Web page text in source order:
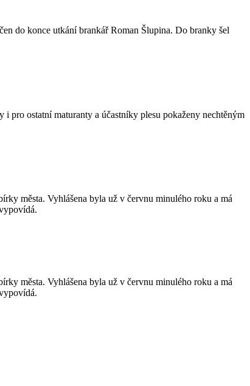
do konce utkání brankář Roman Šlupina. Do branky šel
ostatní maturanty a účastníky plesu pokaženy nechtěným
města. Vyhlášena byla už v červnu minulého roku a má
města. Vyhlášena byla už v červnu minulého roku a má